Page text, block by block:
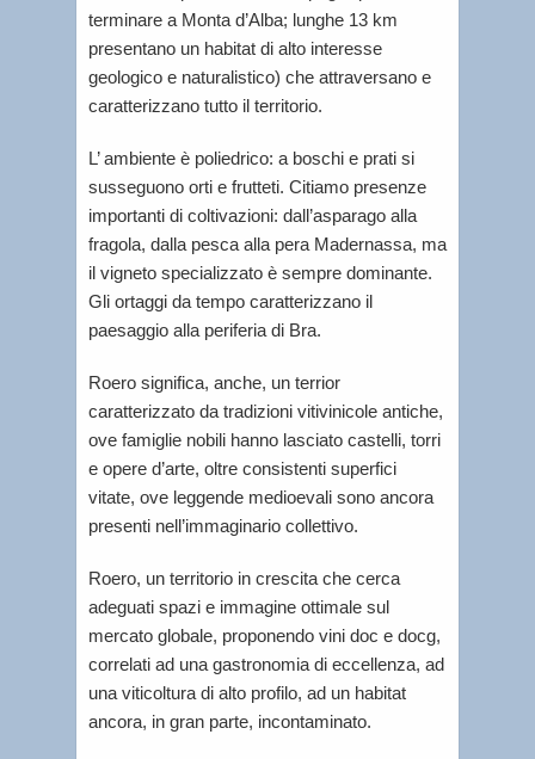
terminare a Monta d’Alba; lunghe 13 km
presentano un habitat di alto interesse
geologico e naturalistico) che attraversano e
caratterizzano tutto il territorio.
L’ ambiente è poliedrico: a boschi e prati si
susseguono orti e frutteti. Citiamo presenze
importanti di coltivazioni: dall’asparago alla
fragola, dalla pesca alla pera Madernassa, ma
il vigneto specializzato è sempre dominante.
Gli ortaggi da tempo caratterizzano il
paesaggio alla periferia di Bra.
Roero significa, anche, un terrior
caratterizzato da tradizioni vitivinicole antiche,
ove famiglie nobili hanno lasciato castelli, torri
e opere d’arte, oltre consistenti superfici
vitate, ove leggende medioevali sono ancora
presenti nell’immaginario collettivo.
Roero, un territorio in crescita che cerca
adeguati spazi e immagine ottimale sul
mercato globale, proponendo vini doc e docg,
correlati ad una gastronomia di eccellenza, ad
una viticoltura di alto profilo, ad un habitat
ancora, in gran parte, incontaminato.